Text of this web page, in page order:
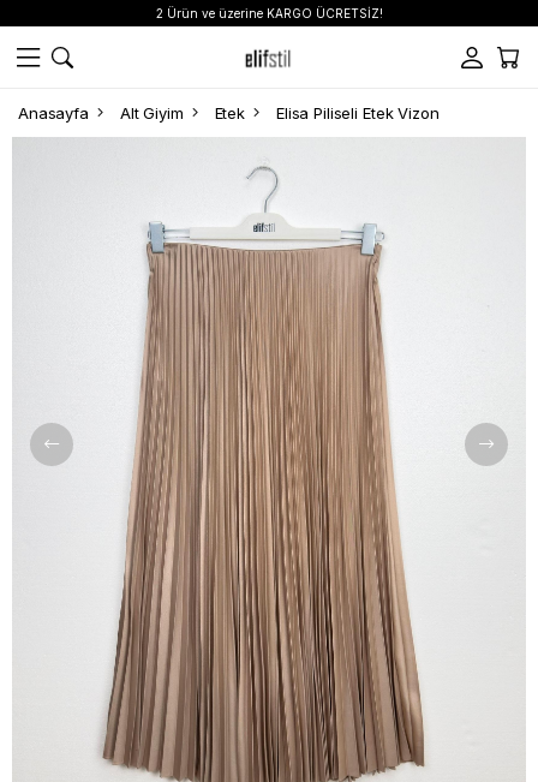
2 Ürün ve üzerine KARGO ÜCRETSİZ!
Anasayfa Alt Giyim Etek Elisa Piliseli Etek Vizon